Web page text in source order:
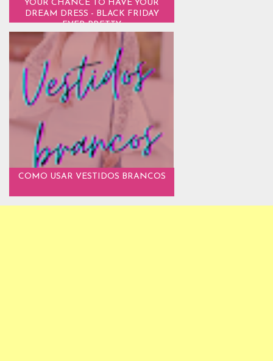
YOUR CHANCE TO HAVE YOUR
DREAM DRESS - BLACK FRIDAY
EVER PRETTY
COMO USAR VESTIDOS BRANCOS